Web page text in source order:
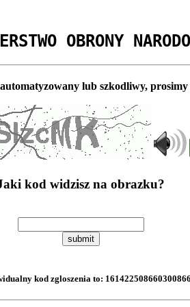
OBRONY
lub szkodliwy,
kod widzisz na obrazku?
submit
kod zgloszenia to: